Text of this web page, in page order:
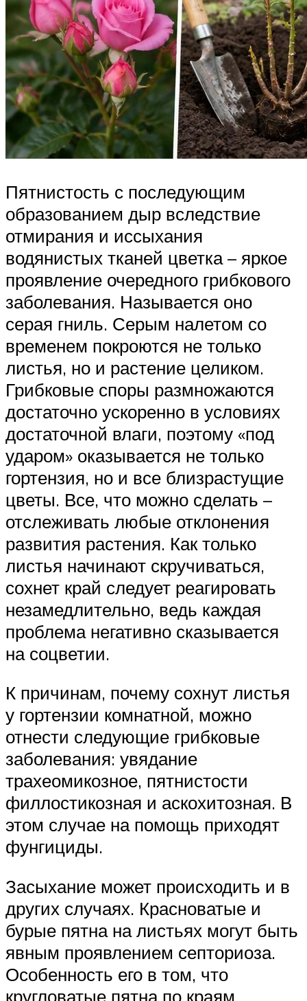
Пятнистость с последующим
образованием дыр вследствие
отмирания и иссыхания
водянистых тканей цветка – яркое
проявление очередного грибкового
заболевания. Называется оно
серая гниль. Серым налетом со
временем покроются не только
листья, но и растение целиком.
Грибковые споры размножаются
достаточно ускоренно в условиях
достаточной влаги, поэтому «под
ударом» оказывается не только
гортензия, но и все близрастущие
цветы. Все, что можно сделать –
отслеживать любые отклонения
развития растения. Как только
листья начинают скручиваться,
сохнет край следует реагировать
незамедлительно, ведь каждая
проблема негативно сказывается
на соцветии.
К причинам, почему сохнут листья
у гортензии комнатной, можно
отнести следующие грибковые
заболевания: увядание
трахеомикозное, пятнистости
филлостикозная и аскохитозная. В
этом случае на помощь приходят
фунгициды.
Засыхание может происходить и в
других случаях. Красноватые и
бурые пятна на листьях могут быть
явным проявлением септориоза.
Особенность его в том, что
кругловатые пятна по краям